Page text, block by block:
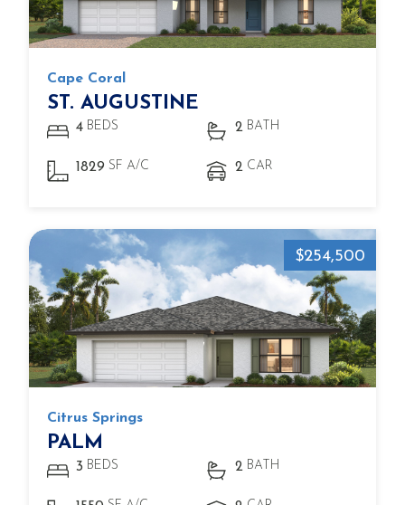
Cape Coral
ST. AUGUSTINE
4 BEDS 2 BATH
1829 SF A/C 2 CAR
$254,500
Citrus Springs
PALM
3 BEDS 2 BATH